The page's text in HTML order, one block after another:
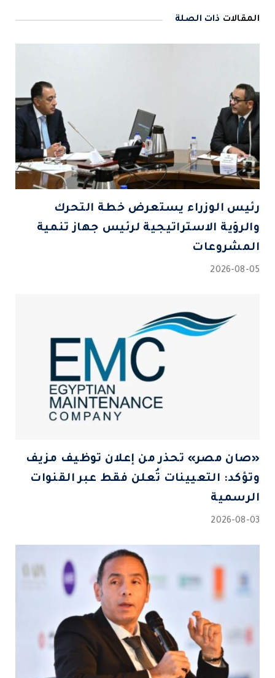
المقالات ذات الصلة
رئيس الوزراء يستعرض خطة التحرك
والرؤية الاستراتيجية لرئيس جهاز تنمية
المشروعات
2026-08-05
«صان مصر» تحذر من إعلان توظيف مزيف
وتؤكد: التعيينات تُعلن فقط عبر القنوات
الرسمية
2026-08-03